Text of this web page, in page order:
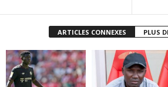
ARTICLES CONNEXES PLUS